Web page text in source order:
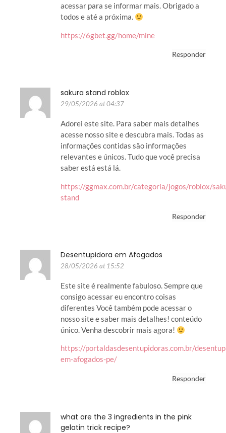
acessar para se informar mais. Obrigado a
todos e até a próxima.
https://6gbet.gg/home/mine
Responder
sakura stand roblox
29/05/2026 at 04:37
Adorei este site. Para saber mais detalhes
acesse nosso site e descubra mais. Todas as
informações contidas são informações
relevantes e únicos. Tudo que você precisa
saber está está lá.
https://ggmax.com.br/categoria/jogos/roblox/
stand
Responder
Desentupidora em Afogados
28/05/2026 at 15:52
Este site é realmente fabuloso. Sempre que
consigo acessar eu encontro coisas
diferentes Você também pode acessar o
nosso site e saber mais detalhes! conteúdo
único. Venha descobrir mais agora!
https://portaldasdesentupidoras.com.br/
em-afogados-pe/
Responder
what are the 3 ingredients in the pink
gelatin trick recipe?